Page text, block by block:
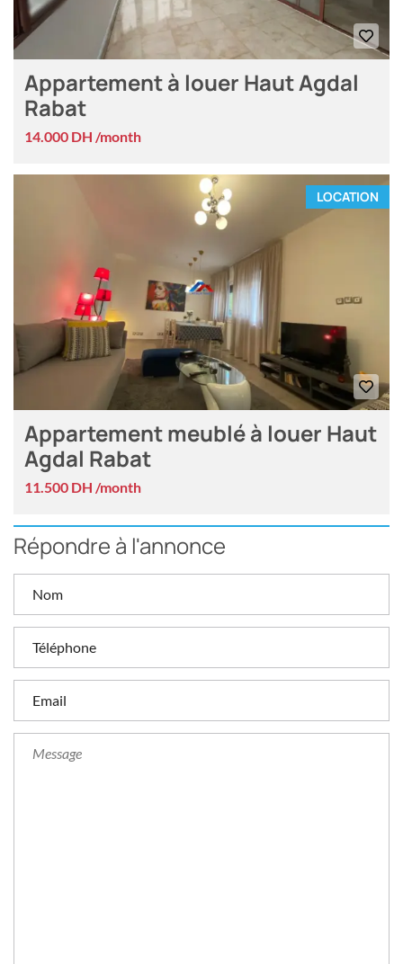
Appartement à louer Haut Agdal
Rabat
14.000 DH /month
LOCATION
Appartement meublé à louer Haut
Agdal Rabat
11.500 DH /month
Répondre à l'annonce